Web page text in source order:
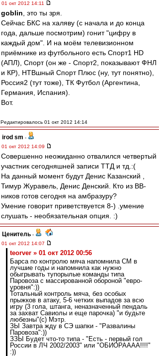
01 окт 2012 14:11
goblin , это ты зря.
Сейчас БКС на халяву (с начала и до конца
года, дальше посмотрим) гонит "цифру в
каждый дом". И на моём телевизионном
приёмнике из футбольного есть Спорт1 HD
(АПЛ), Спорт (он же - Спорт2, показывают ФНЛ
и КР), НТВшный Спорт Плюс (ну, тут понятно),
Россия2 (тут тоже), ТК Футбол (Аргентина,
Германия, Испания).
Вот.
Редактировалось 01 окт 2012 14:14
irod sm -
01 окт 2012 14:09
Совершенно неожиданно отвалился четвертый
участник сегодняшней записи ТТД и тд.:(
На данный момент будут Денис Казанский ,
Тимур Журавель, Денис Денский. Кто из ВВ-
ников готов сегодня на амбразуру?
Умение говорит приветствуется 8-) .умение
слушать - необязательная опция. :)
Ценитель -
01 окт 2012 14:07
teorver » 01 окт 2012 00:56
Барса по контролю мяча напомнила СМ в
лучшие годы и напомнила как нужно
обыгрывать тупорылые команды типа
Паровоза с массированной обороной "евро-
уровня":))
Тотальный контроль мяча, без особых
прыжков в атаку, 5-6 четких выпадов за всю
игру (3 гола, штанга, неназначенный пендаль
за захват Савиолы и еще парочка) "и будьте
любезны"(с) Мэтр.
ЗЫ Завтра жду в СЭ шапки - "Развалины
Паровоза":))
ЗЗЫ Будет что-то типа - "Есть - первый гол
России в ЛЧ 2002/2003" или "ОБИОРАААА!!!!"
:))